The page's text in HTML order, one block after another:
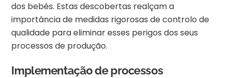
dos bebés. Estas descobertas realçam a
importância de medidas rigorosas de controlo de
qualidade para eliminar esses perigos dos seus
processos de produção.
Implementação de processos